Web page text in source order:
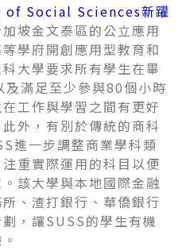
Social Sciences新躍
坡金文泰區的公立應用
學府開創應用型教育和
大學要求所有學生在畢
滿足至少參與80個小時
工作與學習之間有更好
外，有別於傳統的商科
進一步調整商業學科類
重實際運用的科目以便
該大學與本地國際金融
、渣打銀行、華僑銀行
，讓SUSS的學生有機